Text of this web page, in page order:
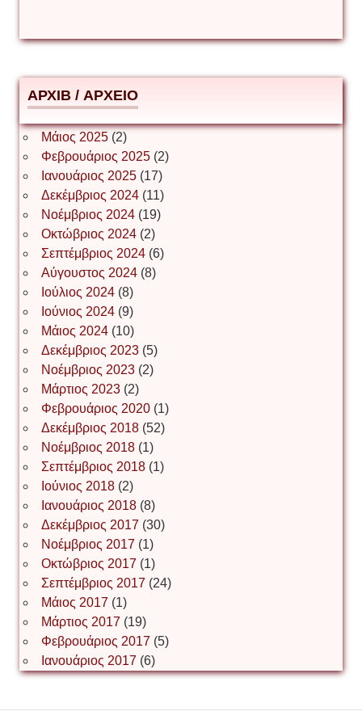
Δημήτριος Ζακοντινός
ΕΥΑΓΓΕΛΟΣ ΜΩΚΟΣ
Ιωάννης Σ. Παπαφλωράτος
ΝΙΚΟΣ ΓΑΤΟΣ
Νίκος Λυγερός
Іван Буртик
Іван Наконечний
Інга Короткевич
Ірина Ключковська
Ірина Наконечна
АРХІВ / ΑΡΧΕΙΟ
Μάιος 2025(2)
Φεβρουάριος 2025(2)
Ιανουάριος 2025(17)
Δεκέμβριος 2024(11)
Νοέμβριος 2024(19)
Οκτώβριος 2024(2)
Σεπτέμβριος 2024(6)
Αύγουστος 2024(8)
Ιούλιος 2024(8)
Ιούνιος 2024(9)
Μάιος 2024(10)
Δεκέμβριος 2023(5)
Νοέμβριος 2023(2)
Μάρτιος 2023(2)
Φεβρουάριος 2020(1)
Δεκέμβριος 2018(52)
Νοέμβριος 2018(1)
Σεπτέμβριος 2018(1)
Ιούνιος 2018(2)
Ιανουάριος 2018(8)
Δεκέμβριος 2017 (30)
Νοέμβριος 2017 (1)
Οκτώβριος 2017 (1)
Σεπτέμβριος 2017 (24)
Μάιος 2017 (1)
Μάρτιος 2017 (19)
Φεβρουάριος 2017 (5)
Ιανουάριος 2017 (6)